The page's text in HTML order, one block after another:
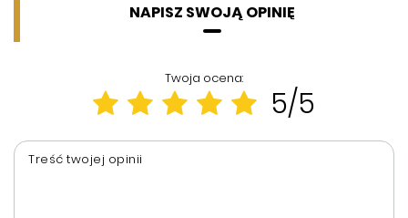
NAPISZ SWOJĄ OPINIĘ
Twoja ocena:
5/5
Treść twojej opinii